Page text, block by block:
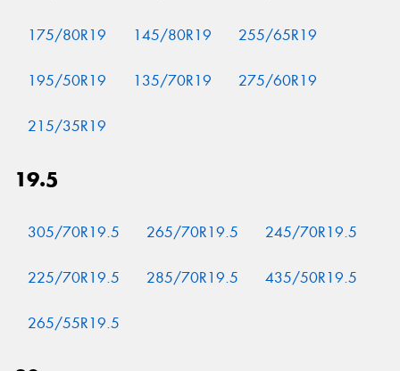
175/80R19 145/80R19 255/65R19
195/50R19 135/70R19 275/60R19
215/35R19
19.5
305/70R19.5 265/70R19.5 245/70R19.5
225/70R19.5 285/70R19.5 435/50R19.5
265/55R19.5